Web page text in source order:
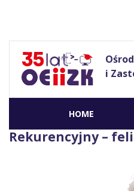
i
HOME
Rekurencyjny –